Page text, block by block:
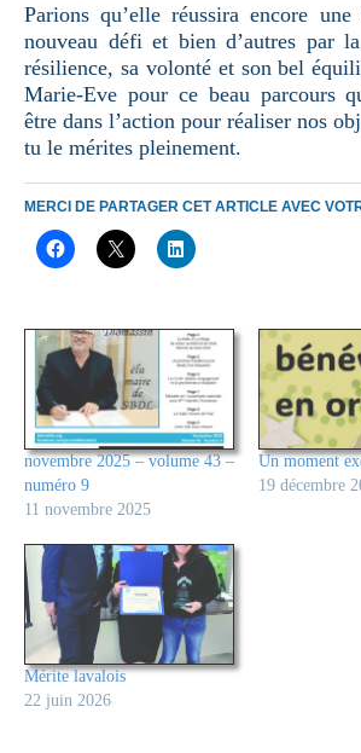
Parions qu’elle réussira encore
nouveau défi et bien d’autres par
résilience, sa volonté et son bel
Marie-Eve pour ce beau parcours
être dans l’action pour réaliser nos
tu le mérites pleinement.
MERCI DE PARTAGER CET ARTICLE AVEC
novembre 2025 – volume 43 –
numéro 9
11 novembre 2025
Un moment
19 décembre
Mérite lavalois
22 juin 2026